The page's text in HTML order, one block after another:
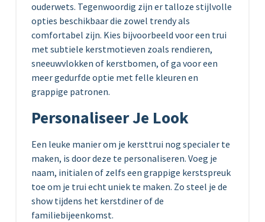
ouderwets. Tegenwoordig zijn er talloze stijlvolle
opties beschikbaar die zowel trendy als
comfortabel zijn. Kies bijvoorbeeld voor een trui
met subtiele kerstmotieven zoals rendieren,
sneeuwvlokken of kerstbomen, of ga voor een
meer gedurfde optie met felle kleuren en
grappige patronen.
Personaliseer Je Look
Een leuke manier om je kersttrui nog specialer te
maken, is door deze te personaliseren. Voeg je
naam, initialen of zelfs een grappige kerstspreuk
toe om je trui echt uniek te maken. Zo steel je de
show tijdens het kerstdiner of de
familiebijeenkomst.